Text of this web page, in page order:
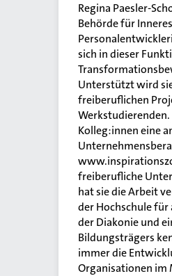
Regina Paesler-
Behörde für
sich in dieser
Unterstützt wird
freiberuflichen
Kolleg:innen eine
freiberufliche
hat sie die Arbeit
der Hochschule
der Diakonie und
Bildungsträgers
immer die
Organisationen